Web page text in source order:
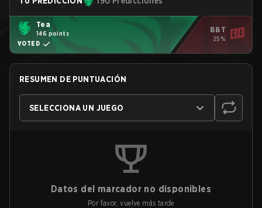
Tea
146 points
VOTED
BBT
25%
RESUMEN DE PUNTUACIÓN
SELECCIONA UN JUEGO
Datos del marcador no disponibles
Por favor, vuelve más tarde